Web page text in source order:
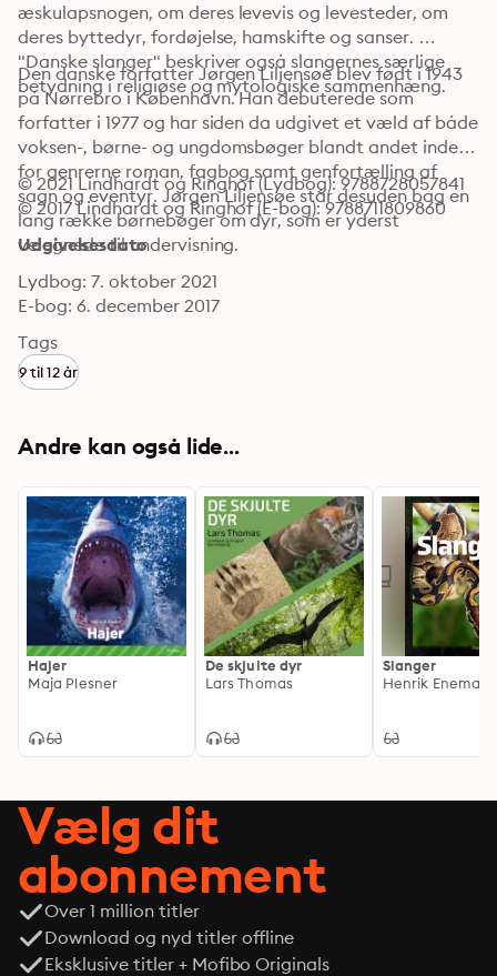
æskulapsnogen, om deres levevis og levesteder, om
deres byttedyr, fordøjelse, hamskifte og sanser.
"Danske slanger" beskriver også slangernes særlige
betydning i religiøse og mytologiske sammenhæng.
Den danske forfatter Jørgen Liljensøe blev født i 1943
på Nørrebro i København. Han debuterede som
forfatter i 1977 og har siden da udgivet et væld af både
voksen-, børne- og ungdomsbøger blandt andet inden
for genrerne roman, fagbog samt genfortælling af
sagn og eventyr. Jørgen Liljensøe står desuden bag en
lang række børnebøger om dyr, som er yderst
velegnede til undervisning.
© 2021 Lindhardt og Ringhof (Lydbog): 9788728057841
© 2017 Lindhardt og Ringhof (E-bog): 9788711809860
Udgivelsesdato
Lydbog: 7. oktober 2021
E-bog: 6. december 2017
Tags
9 til 12 år
Andre kan også lide...
Hajer
Maja Plesner
De skjulte dyr
Lars Thomas
Slanger
Henrik Enemark
Vælg dit
abonnement
Over 1 million titler
Download og nyd titler offline
Eksklusive titler + Mofibo Originals